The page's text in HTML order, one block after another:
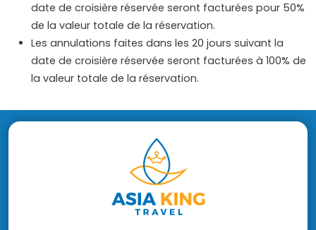
date de croisière réservée seront facturées pour 50%
de la valeur totale de la réservation.
Les annulations faites dans les 20 jours suivant la
date de croisière réservée seront facturées à 100% de
la valeur totale de la réservation.